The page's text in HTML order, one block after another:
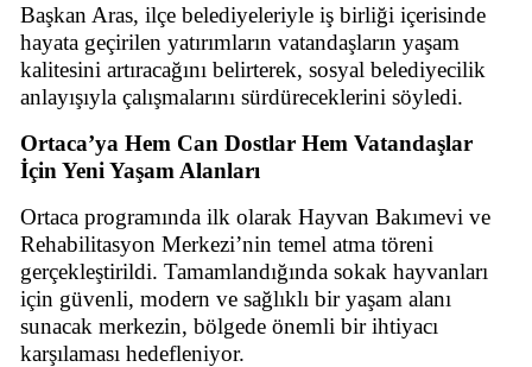
Başkan Aras, ilçe belediyeleriyle iş birliği içerisinde
hayata geçirilen yatırımların vatandaşların yaşam
kalitesini artıracağını belirterek, sosyal belediyecilik
anlayışıyla çalışmalarını sürdüreceklerini söyledi.
Ortaca’ya Hem Can Dostlar Hem Vatandaşlar
İçin Yeni Yaşam Alanları
Ortaca programında ilk olarak Hayvan Bakımevi ve
Rehabilitasyon Merkezi’nin temel atma töreni
gerçekleştirildi. Tamamlandığında sokak hayvanları
için güvenli, modern ve sağlıklı bir yaşam alanı
sunacak merkezin, bölgede önemli bir ihtiyacı
karşılaması hedefleniyor.